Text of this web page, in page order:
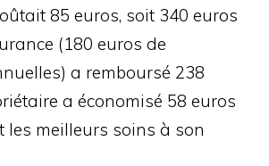
85 euros, soit 340 euros
(180 euros de
a remboursé 238
a économisé 58 euros
les meilleurs soins à son